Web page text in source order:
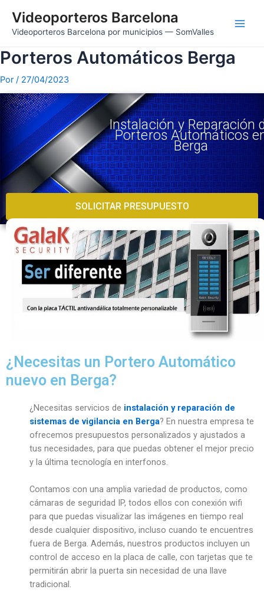
Videoporteros Barcelona
Videoporteros Barcelona por municipios — SomValles
Porteros Automáticos Berga
Por / 27/04/2023
SOLICITAR PRESUPUESTO
Instalación y Reparación
Porteros Automáticos
Berga
¿Necesitas un Portero Automático
nuevo en Berga?
¿Necesitas servicios de instalación y reparación de
sistemas de vigilancia en Berga? En nuestra empresa te
ofrecemos presupuestos personalizados y ajustados a
tus necesidades, para que puedas obtener el mejor precio
y la última tecnología en interfonos.
Contamos con una amplia variedad de productos, como
cámaras de seguridad IP, todos ellos con conexión wifi
para que puedas visualizar las imágenes en tiempo real
desde cualquier dispositivo, incluso cuando te encuentres
fuera de Berga. Además, nuestros productos incluyen un
control de acceso en la placa de calle, con tarjetas que te
permitirán abrir la puerta sin necesidad de una llave
tradicional.